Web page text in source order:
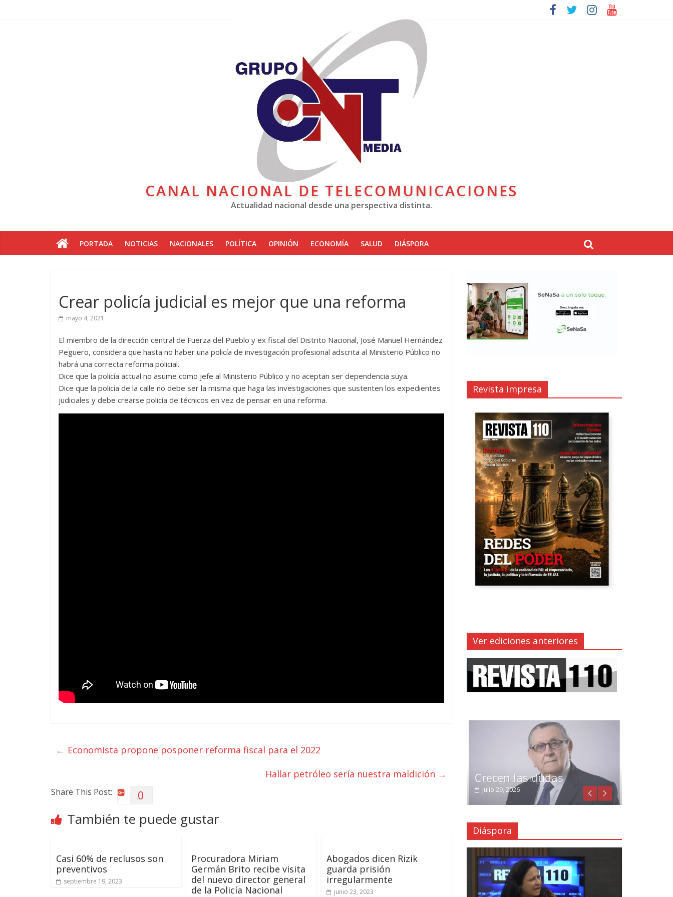
CANAL NACIONAL DE TELECOMUNICACIONES
Actualidad nacional desde una perspectiva distinta.
PORTADA NOTICIAS NACIONALES POLÍTICA OPINIÓN ECONOMÍA SALUD DIÁSPORA
Crear policía judicial es mejor que una reforma
mayo 4, 2021
El miembro de la dirección central de Fuerza del Pueblo y ex fiscal del Distrito Nacional, José Manuel Hernández
Peguero, considera que hasta no haber una policía de investigación profesional adscrita al Ministerio Público no
habrá una correcta reforma policial.
Dice que la policía actual no asume como jefe al Ministerio Público y no aceptan ser dependencia suya.
Dice que la policía de la calle no debe ser la misma que haga las investigaciones que sustenten los expedientes
judiciales y debe crearse policía de técnicos en vez de pensar en una reforma.
← Economista propone posponer reforma fiscal para el 2022
Hallar petróleo sería nuestra maldición →
Share This Post: 0
También te puede gustar
Casi 60% de reclusos son
preventivos
septiembre 19, 2023
Procuradora Miriam
Germán Brito recibe visita
del nuevo director general
de la Policía Nacional
Abogados dicen Rizik
guarda prisión
irregularmente
junio 23, 2023
Revista impresa
Ver ediciones anteriores
Crecen las dudas
julio 29, 2026
Diáspora